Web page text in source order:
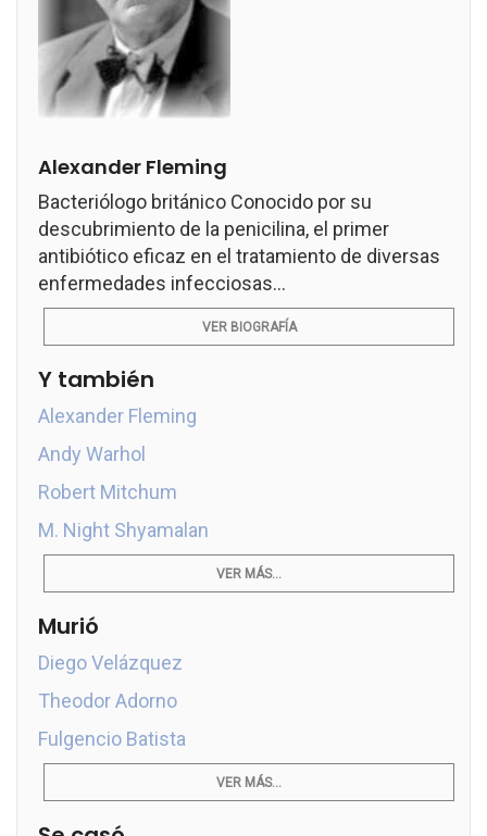
Alexander Fleming
Bacteriólogo británico Conocido por su
descubrimiento de la penicilina, el primer
antibiótico eficaz en el tratamiento de diversas
enfermedades infecciosas...
VER BIOGRAFÍA
Y también
Alexander Fleming
Andy Warhol
Robert Mitchum
M. Night Shyamalan
VER MÁS...
Murió
Diego Velázquez
Theodor Adorno
Fulgencio Batista
VER MÁS...